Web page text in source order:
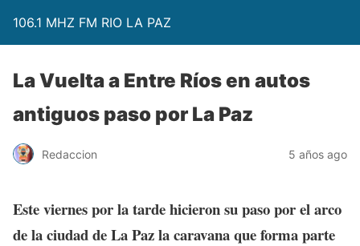
106.1 MHZ FM RIO LA PAZ
La Vuelta a Entre Ríos en autos
antiguos paso por La Paz
Redaccion 5 años ago
Este viernes por la tarde hicieron su paso por el arco
de la ciudad de La Paz la caravana que forma parte